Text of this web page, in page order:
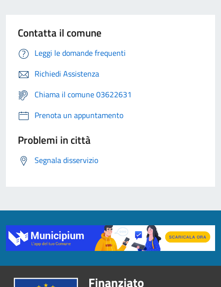
Contatta il comune
Leggi le domande frequenti
Richiedi Assistenza
Chiama il comune 03622631
Prenota un appuntamento
Problemi in città
Segnala disservizio